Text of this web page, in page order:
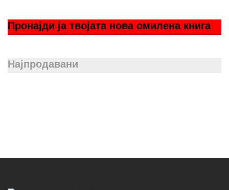
Пронаjди jа твоjата нова омилена книга
Најпродавани